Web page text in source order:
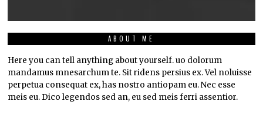
ABOUT ME
Here you can tell anything about yourself. uo dolorum
mandamus mnesarchum te. Sit ridens persius ex. Vel noluisse
perpetua consequat ex, has nostro antiopam eu. Nec esse
meis eu. Dico legendos sed an, eu sed meis ferri assentior.